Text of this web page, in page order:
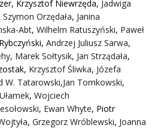
, Krzysztof Niewrzęda, Jadwiga
Szymon Orzędała, Janina
Abt, Wilhelm Ratuszyński, Paweł
, Andrzej Juliusz Sarwa,
, Marek Sołtysik, Jan Strządała,
, Krzysztof Śliwka, Józefa
W. Tatarowski,Jan Tomkowski,
, Wojciech
, Ewan Whyte, Piotr
, Grzegorz Wróblewski, Joanna